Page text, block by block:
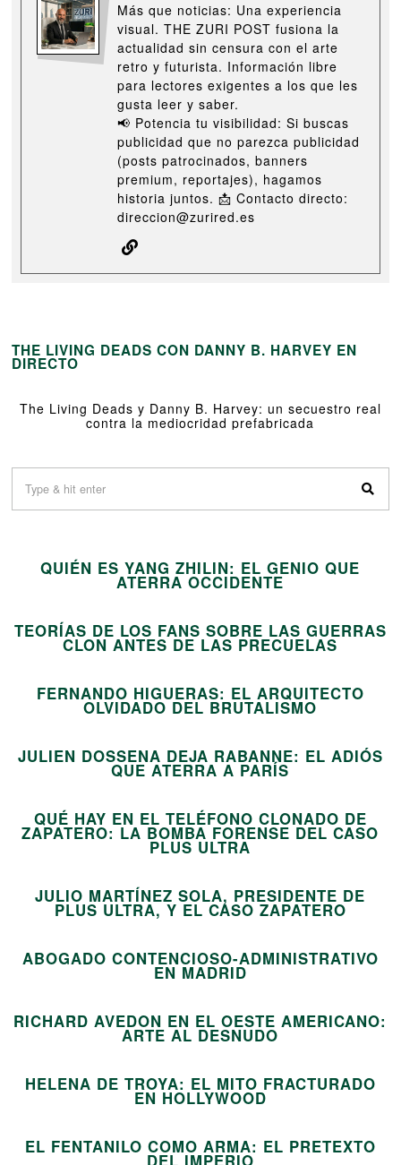
Más que noticias: Una experiencia
visual. THE ZURI POST fusiona la
actualidad sin censura con el arte
retro y futurista. Información libre
para lectores exigentes a los que les
gusta leer y saber.
📢 Potencia tu visibilidad: Si buscas
publicidad que no parezca publicidad
(posts patrocinados, banners
premium, reportajes), hagamos
historia juntos. 📩 Contacto directo:
direccion@zurired.es
THE LIVING DEADS CON DANNY B. HARVEY EN
DIRECTO
The Living Deads y Danny B. Harvey: un secuestro real
contra la mediocridad prefabricada
QUIÉN ES YANG ZHILIN: EL GENIO QUE
ATERRA OCCIDENTE
TEORÍAS DE LOS FANS SOBRE LAS GUERRAS
CLON ANTES DE LAS PRECUELAS
FERNANDO HIGUERAS: EL ARQUITECTO
OLVIDADO DEL BRUTALISMO
JULIEN DOSSENA DEJA RABANNE: EL ADIÓS
QUE ATERRA A PARÍS
QUÉ HAY EN EL TELÉFONO CLONADO DE
ZAPATERO: LA BOMBA FORENSE DEL CASO
PLUS ULTRA
JULIO MARTÍNEZ SOLA, PRESIDENTE DE
PLUS ULTRA, Y EL CASO ZAPATERO07
ABOGADO CONTENCIOSO-ADMINISTRATIVO
EN MADRID
RICHARD AVEDON EN EL OESTE AMERICANO:
ARTE AL DESNUDO
HELENA DE TROYA: EL MITO FRACTURADO
EN HOLLYWOOD
EL FENTANILO COMO ARMA: EL PRETEXTO
DEL IMPERIO